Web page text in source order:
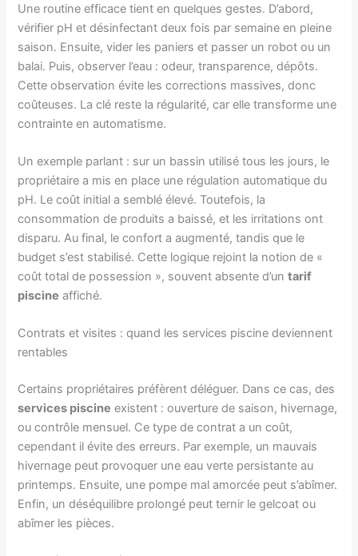
Une routine efficace tient en quelques gestes. D’abord,
vérifier pH et désinfectant deux fois par semaine en pleine
saison. Ensuite, vider les paniers et passer un robot ou un
balai. Puis, observer l’eau : odeur, transparence, dépôts.
Cette observation évite les corrections massives, donc
coûteuses. La clé reste la régularité, car elle transforme une
contrainte en automatisme.
Un exemple parlant : sur un bassin utilisé tous les jours, le
propriétaire a mis en place une régulation automatique du
pH. Le coût initial a semblé élevé. Toutefois, la
consommation de produits a baissé, et les irritations ont
disparu. Au final, le confort a augmenté, tandis que le
budget s’est stabilisé. Cette logique rejoint la notion de «
coût total de possession », souvent absente d’untarif
piscine affiché.
Contrats et visites : quand les services piscine deviennent
rentables
Certains propriétaires préfèrent déléguer. Dans ce cas, des
services piscine existent : ouverture de saison, hivernage,
ou contrôle mensuel. Ce type de contrat a un coût,
cependant il évite des erreurs. Par exemple, un mauvais
hivernage peut provoquer une eau verte persistante au
printemps. Ensuite, une pompe mal amorcée peut s’abîmer.
Enfin, un déséquilibre prolongé peut ternir le gelcoat ou
abîmer les pièces.